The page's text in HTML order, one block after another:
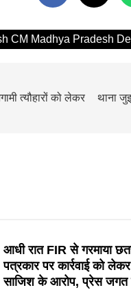
CM Madhya Pradesh
त्यौहारों को लेकर
थाना
आधी रात FIR से गरमाया
पत्रकार पर कार्रवाई को
साजिश के आरोप, प्रेस जगत